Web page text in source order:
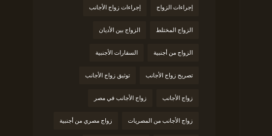
إجراءات الزواج إجراءات زواج الأجانب
الزواج المختلط الزواج بين الأديان
الزواج من أجنبية السفارات الأجنبية
تصريح زواج الأجانب توثيق زواج الأجانب
زواج الأجانب زواج الأجانب في مصر
زواج الأجانب من المصريات زواج مصري من أجنبية